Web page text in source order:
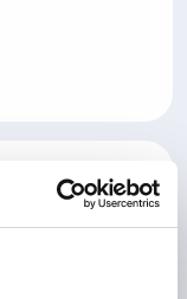
31/07/2026